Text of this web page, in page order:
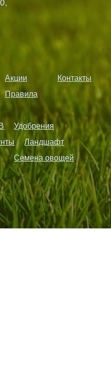
Акции
Контакты
Правила
Удобрения
Ландшафт
Семена овощей